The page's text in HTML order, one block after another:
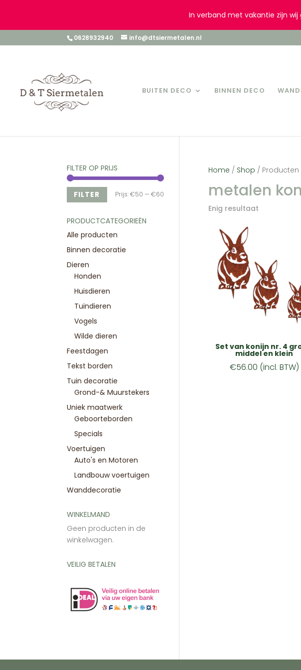
0628932940 info@dtsiermetalen.nl
BUITEN DECO BINNEN DECO
Home / Shop /
metalen
Enig resultaat
Set van konijn nr. 4
middel en klein
€56.00 (incl. BTW)
FILTER OP PRIJS
Min.
Max.
FILTER Prijs:€50 —€60
PRODUCTCATEGORIEËN
Alle producten
Binnen decoratie
Dieren
Honden
Huisdieren
Tuindieren
Vogels
Wilde dieren
Feestdagen
Tekst borden
Tuin decoratie
Grond-& Muurstekers
Uniek maatwerk
Geboorteborden
Specials
Voertuigen
Auto's en Motoren
Landbouw voertuigen
Wanddecoratie
WINKELMAND
Geen producten in de
winkelwagen.
VEILIG BETALEN
In verband met vakantie zijn